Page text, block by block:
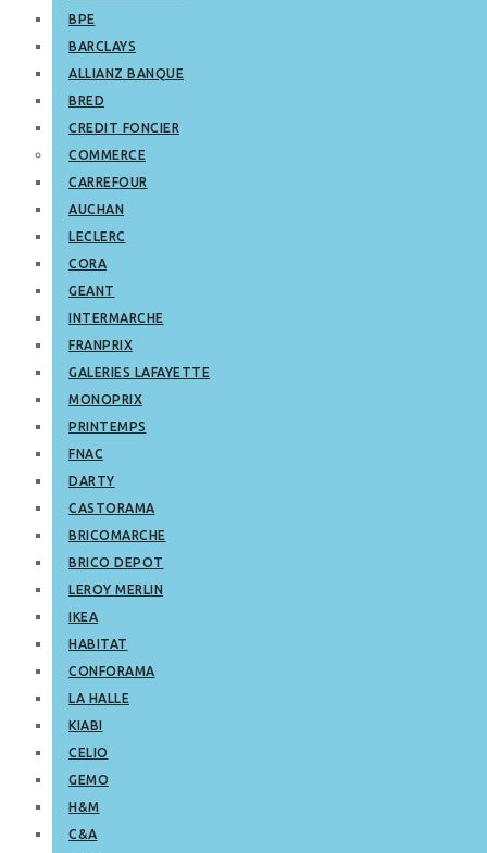
BPE
BARCLAYS
ALLIANZ BANQUE
BRED
CREDIT FONCIER
COMMERCE
CARREFOUR
AUCHAN
LECLERC
CORA
GEANT
INTERMARCHE
FRANPRIX
GALERIES LAFAYETTE
MONOPRIX
PRINTEMPS
FNAC
DARTY
CASTORAMA
BRICOMARCHE
BRICO DEPOT
LEROY MERLIN
IKEA
HABITAT
CONFORAMA
LA HALLE
KIABI
CELIO
GEMO
H&M
C&A